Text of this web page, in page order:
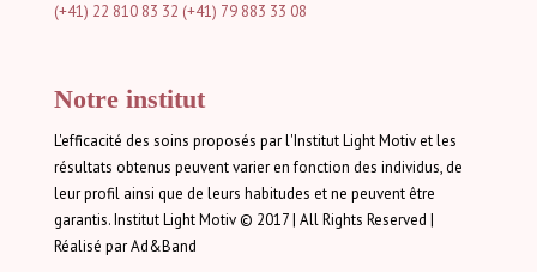
(+41) 22 810 83 32 (+41) 79 883 33 08
Notre institut
L'efficacité des soins proposés par l'Institut Light Motiv et les
résultats obtenus peuvent varier en fonction des individus, de
leur profil ainsi que de leurs habitudes et ne peuvent être
garantis. Institut Light Motiv © 2017 | All Rights Reserved |
Réalisé par Ad&Band